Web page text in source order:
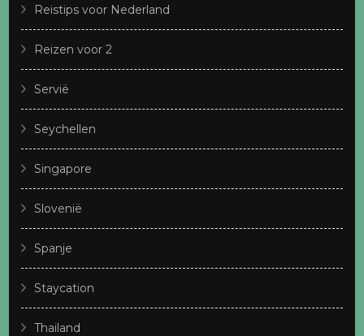
Reistips voor Nederland
Reizen voor 2
Servië
Seychellen
Singapore
Slovenië
Spanje
Staycation
Thailand